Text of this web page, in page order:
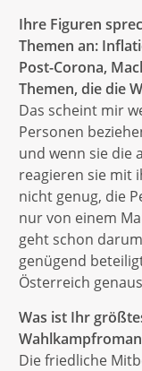
Ihre Figuren
Themen an:
Post-Corona,
Themen, die die
Das scheint mir
Personen
und wenn sie die
reagieren sie mit
nicht genug, die
nur von einem
geht schon
genügend
Österreich
Was ist Ihr
Die friedliche